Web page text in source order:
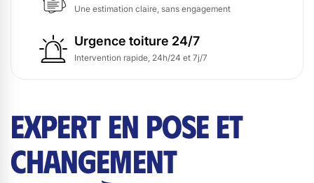
Une estimation claire, sans engagement
Urgence toiture 24/7
Intervention rapide, 24h/24 et 7j/7
EXPERT EN POSE ET
CHANGEMENT